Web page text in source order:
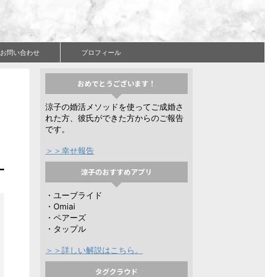
お問い合わせ プロフィール
おめでとうございます！
涼子の婚活メソッドを使ってご成婚さ
れた方、彼氏ができた方からのご報告
です。
＞＞幸せ報告
涼子のおすすめアプリ
・ユーブライド
・Omiai
・ペアーズ
・タップル
＞＞詳しい解説はこちら。
タグクラウド